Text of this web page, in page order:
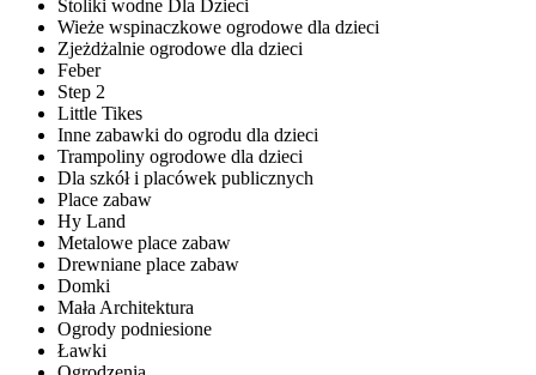
Stoliki wodne Dla Dzieci
Wieże wspinaczkowe ogrodowe dla dzieci
Zjeżdżalnie ogrodowe dla dzieci
Feber
Step 2
Little Tikes
Inne zabawki do ogrodu dla dzieci
Trampoliny ogrodowe dla dzieci
Dla szkół i placówek publicznych
Place zabaw
Hy Land
Metalowe place zabaw
Drewniane place zabaw
Domki
Mała Architektura
Ogrody podniesione
Ławki